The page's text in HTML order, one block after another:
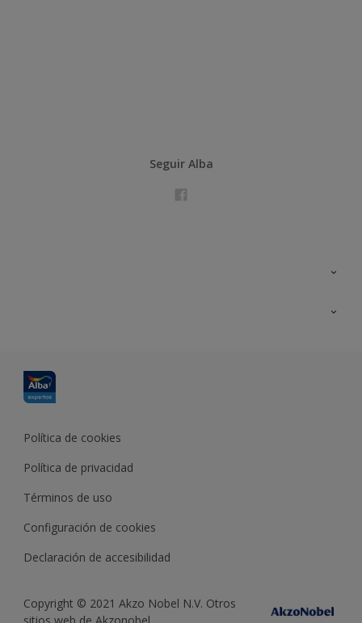
Seguir Alba
Política de cookies
Política de privacidad
Términos de uso
Configuración de cookies
Declaración de accesibilidad
Copyright © 2021 Akzo Nobel N.V. Otros
sitios web de Akzonobel